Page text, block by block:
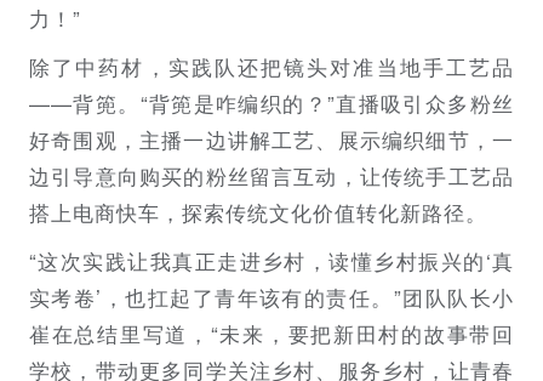
力！”
除了中药材，实践队还把镜头对准当地手工艺品
——背篼。“背篼是咋编织的？”直播吸引众多粉丝
好奇围观，主播一边讲解工艺、展示编织细节，一
边引导意向购买的粉丝留言互动，让传统手工艺品
搭上电商快车，探索传统文化价值转化新路径。
“这次实践让我真正走进乡村，读懂乡村振兴的‘真
实考卷’，也扛起了青年该有的责任。”团队队长小
崔在总结里写道，“未来，要把新田村的故事带回
学校，带动更多同学关注乡村、服务乡村，让青春